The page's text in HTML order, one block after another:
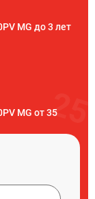
MG до 3 лет
MG от 35